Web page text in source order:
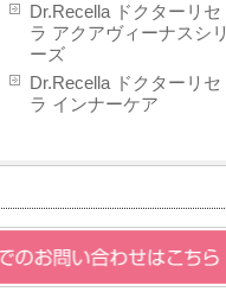
Dr.Recella ドクターリセ
ラ アクアヴィーナスシリ
ーズ
Dr.Recella ドクターリセ
ラ インナーケア